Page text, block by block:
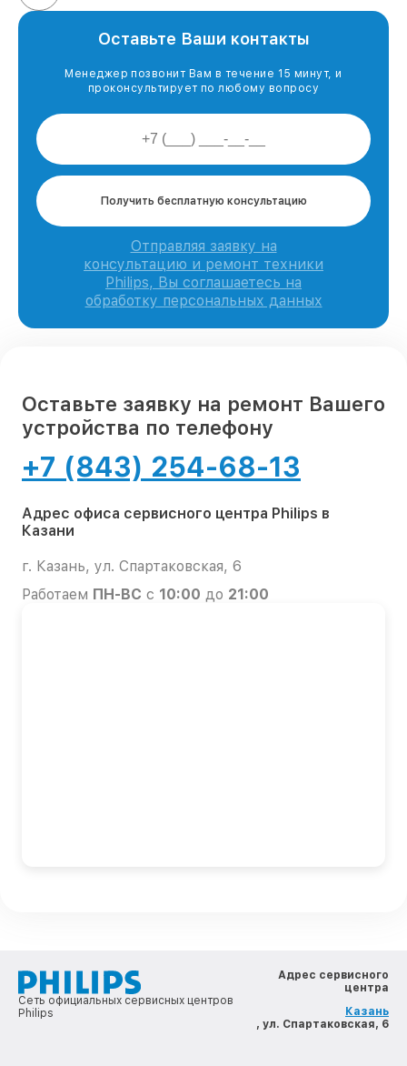
Оставьте Ваши контакты
Менеджер позвонит Вам в течение 15 минут, и
проконсультирует по любому вопросу
Получить бесплатную консультацию
Отправляя заявку на
консультацию и ремонт техники
Philips, Вы соглашаетесь на
обработку персональных данных
Оставьте заявку на ремонт Вашего
устройства по телефону
+7 (843) 254-68-13
Адрес офиса сервисного центра Philips в
Казани
г. Казань, ул. Спартаковская, 6
Работаем ПН-ВС с 10:00 до 21:00
Сеть официальных сервисных центров
Philips
Адрес сервисного
центра
Казань
, ул. Спартаковская, 6